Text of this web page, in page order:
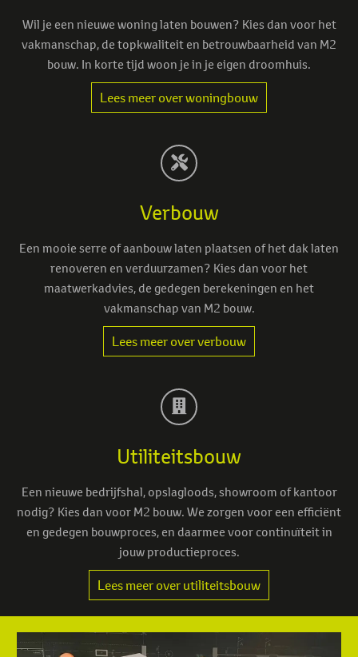
Wil je een nieuwe woning laten bouwen? Kies dan voor het
vakmanschap, de topkwaliteit en betrouwbaarheid van M2
bouw. In korte tijd woon je in je eigen droomhuis.
Lees meer over woningbouw
Verbouw
Een mooie serre of aanbouw laten plaatsen of het dak laten
renoveren en verduurzamen? Kies dan voor het
maatwerkadvies, de gedegen berekeningen en het
vakmanschap van M2 bouw.
Lees meer over verbouw
Utiliteitsbouw
Een nieuwe bedrijfshal, opslagloods, showroom of kantoor
nodig? Kies dan voor M2 bouw. We zorgen voor een efficiënt
en gedegen bouwproces, en daarmee voor continuïteit in
jouw productieproces.
Lees meer over utiliteitsbouw